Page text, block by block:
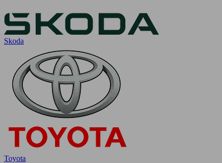
Skoda
Toyota